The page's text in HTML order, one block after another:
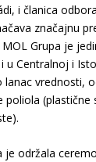
i članica
značajnu
Grupa je
u Centralnoj i
lanac vrednosti,
poliola (plastične
je održala